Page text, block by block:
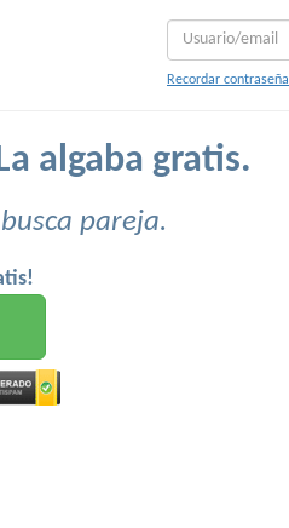
Recordar contraseña
algaba gratis.
pareja.